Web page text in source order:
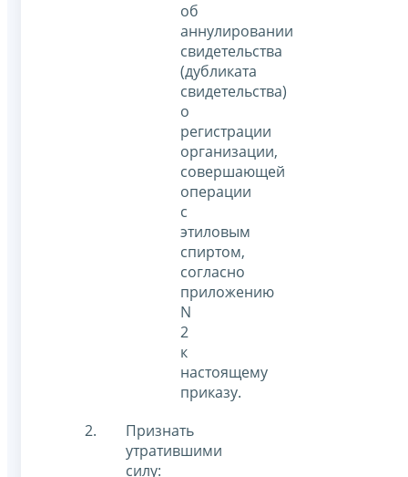
об
аннулировании
свидетельства
(дубликата
свидетельства)
о
регистрации
организации,
совершающей
операции
с
этиловым
спиртом,
согласно
приложению
N
2
к
настоящему
приказу.
Признать
утратившими
силу: